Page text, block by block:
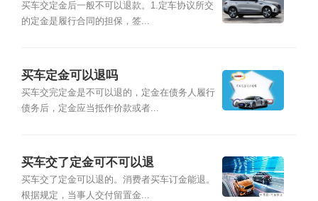
买车交定金后一般不可以退款。1.定车协议所交
的定金是履行合同的担保，签...
买车定金可以退吗
买车交完定金是不可以退的，定金在债务人履行
债务后，定金应当抵作价款或者...
买车交了定金可不可以退
买车交了定金可以退的。消费者买车订金能退。
根据规定，当事人交付留置金...